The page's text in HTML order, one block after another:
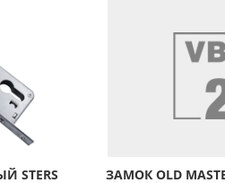
STERS
ЗАМОК OLD